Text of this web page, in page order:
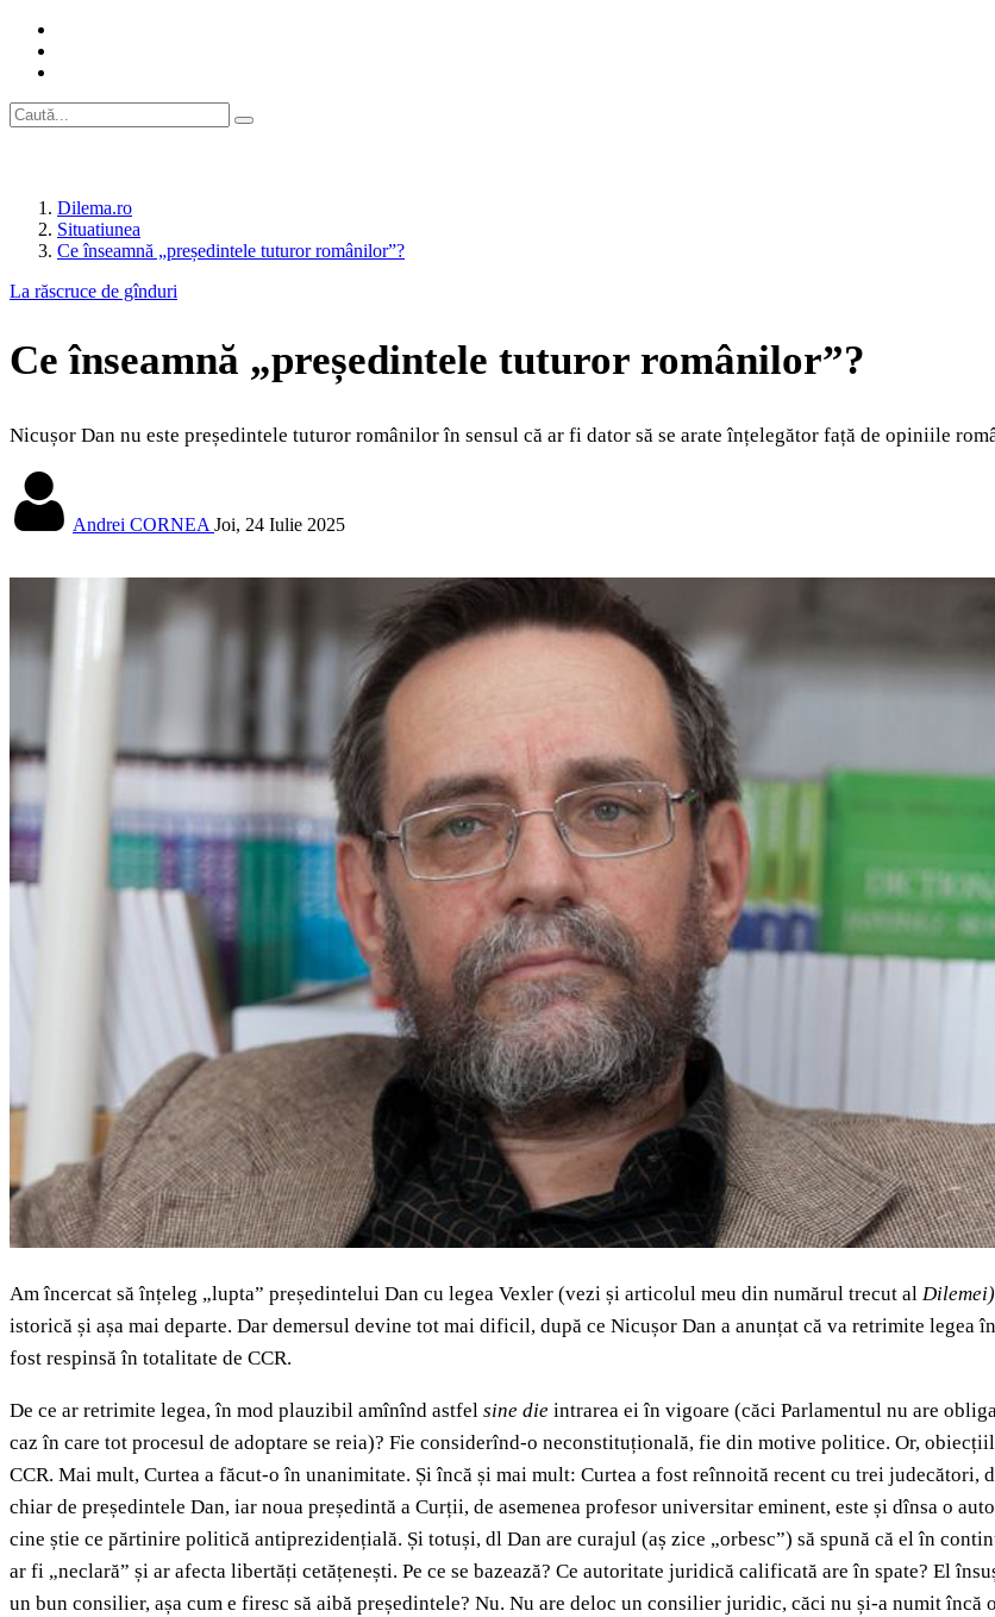
Dilema.ro
Situatiunea
Ce înseamnă „președintele tuturor românilor”?
La răscruce de gînduri
Ce înseamnă „președintele tuturor românilor”?
Nicușor Dan nu este președintele tuturor românilor în sensul că ar fi dator să se arate înțelegător față de opiniile
Andrei CORNEA Joi, 24 Iulie 2025
Am încercat să înțeleg „lupta” președintelui Dan cu legea Vexler (vezi și articolul meu din numărul trecut al Dilemei)
istorică și așa mai departe. Dar demersul devine tot mai dificil, după ce Nicușor Dan a anunțat că va retrimite
fost respinsă în totalitate de CCR.
De ce ar retrimite legea, în mod plauzibil amînînd astfel sine die intrarea ei în vigoare (căci Parlamentul nu are
caz în care tot procesul de adoptare se reia)? Fie considerînd-o neconstituțională, fie din motive politice. Or,
CCR. Mai mult, Curtea a făcut-o în unanimitate. Și încă și mai mult: Curtea a fost reînnoită recent cu trei
chiar de președintele Dan, iar noua președintă a Curții, de asemenea profesor universitar eminent, este și dînsa o
cine știe ce părtinire politică antiprezidențială. Și totuși, dl Dan are curajul (aș zice „orbesc”) să spună că el în
ar fi „neclară” și ar afecta libertăți cetățenești. Pe ce se bazează? Ce autoritate juridică calificată are în spate? El
un bun consilier, așa cum e firesc să aibă președintele? Nu. Nu are deloc un consilier juridic, căci nu și-a numit